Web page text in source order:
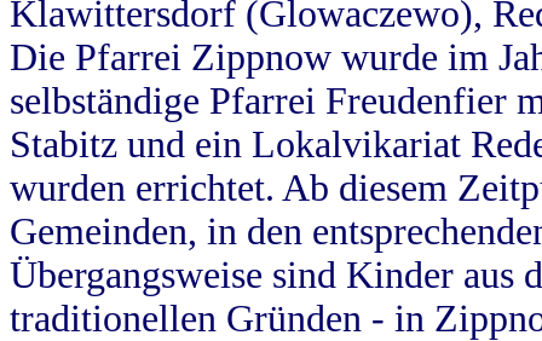
Klawittersdorf (Glowaczewo),
Die Pfarrei Zippnow wurde im
selbständige Pfarrei Freudenfier
Stabitz und ein Lokalvikariat
wurden errichtet. Ab diesem
Gemeinden, in den
Übergangsweise sind Kinder aus
traditionellen Gründen - in